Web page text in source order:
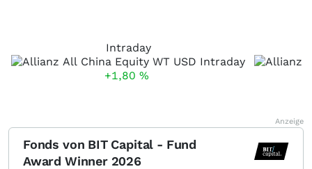
Intraday
+1,80 %
Anzeige
Fonds von BIT Capital - Fund
Award Winner 2026